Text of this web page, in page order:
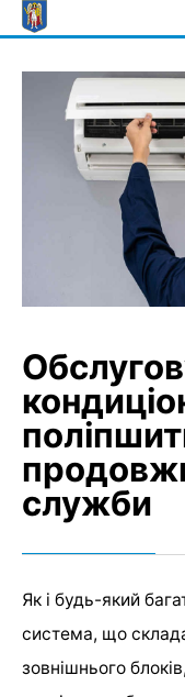
Skip
to
служби
Як і будь-який
система, що
зовнішнього